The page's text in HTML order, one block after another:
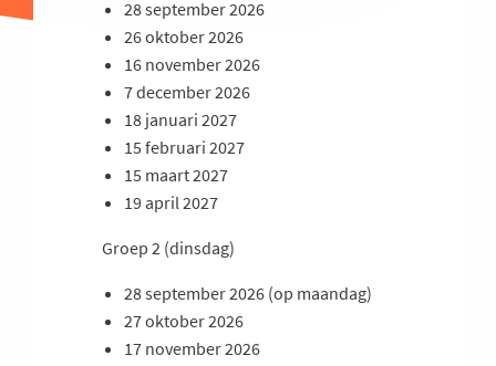
28 september 2026
26 oktober 2026
16 november 2026
7 december 2026
18 januari 2027
15 februari 2027
15 maart 2027
19 april 2027
Groep 2 (dinsdag)
28 september 2026 (op maandag)
27 oktober 2026
17 november 2026